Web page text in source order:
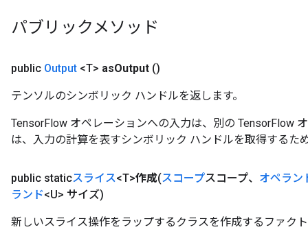
パブリックメソッド
public Output <T> asOutput ()
テンソルのシンボリック ハンドルを返します。
TensorFlow オペレーションへの入力は、別の TensorFlow
は、入力の計算を表すシンボリック ハンドルを取得するた
public staticスライス<T>作成(スコープスコープ、 オペラン
ランド<U> サイズ)
新しいスライス操作をラップするクラスを作成するファク